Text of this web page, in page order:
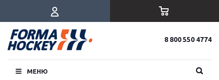
8 800 550 4774
МЕНЮ